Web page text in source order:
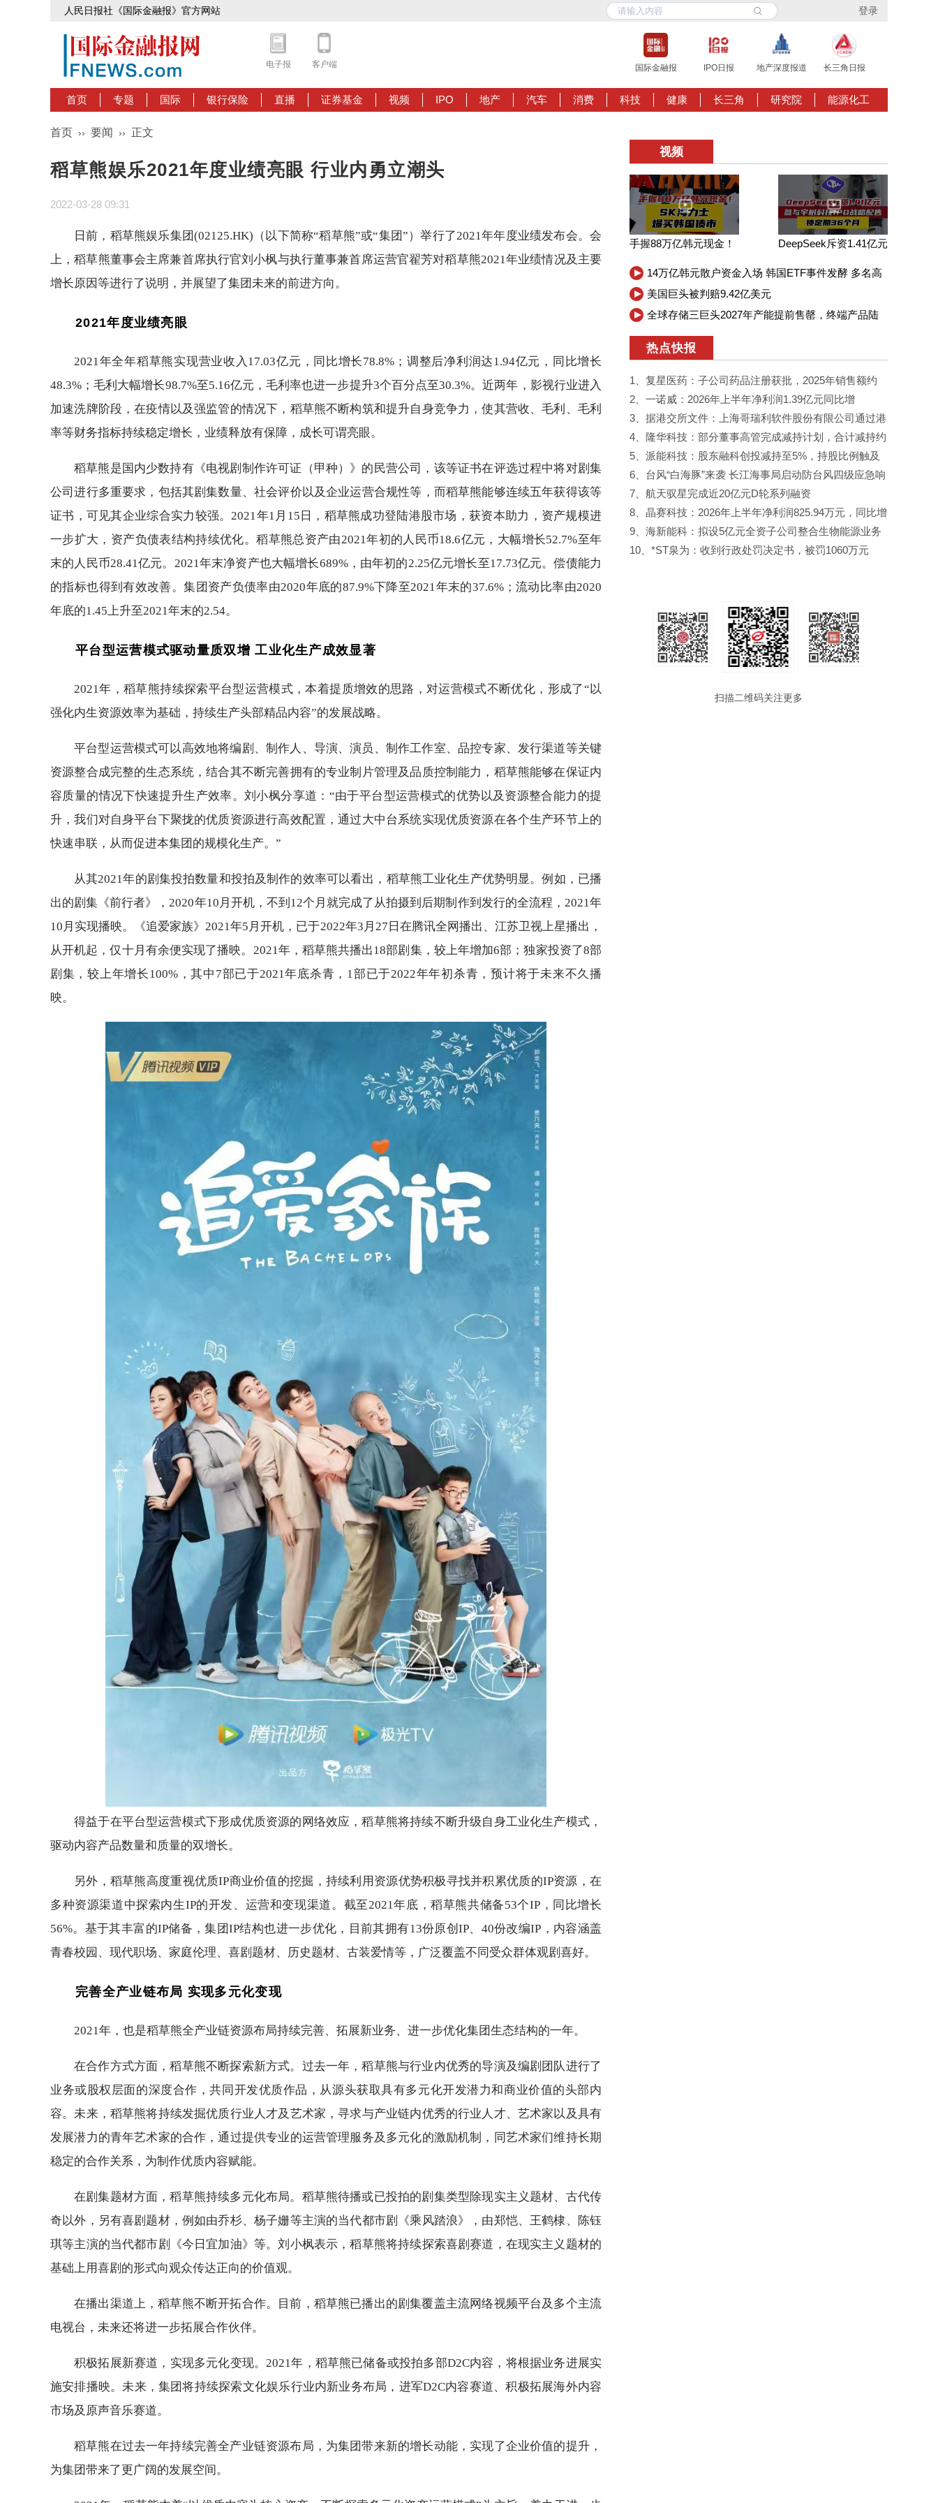
人民日报社《国际金融报》官方网站 登录
电子报 客户端 国际金融报 IPO日报 地产深度报道 长三角日报
首页 专题 国际 银行保险 直播 证券基金 视频 IPO 地产 汽车 消费 科技 健康 长三角 研究院 能源化工
首页 ›› 要闻 ›› 正文
稻草熊娱乐2021年度业绩亮眼 行业内勇立潮头
2022-03-28 09:31
日前，稻草熊娱乐集团(02125.HK)（以下简称“稻草熊”或“集团”）举行了2021年年度业绩发布会。会
上，稻草熊董事会主席兼首席执行官刘小枫与执行董事兼首席运营官翟芳对稻草熊2021年业绩情况及主要
增长原因等进行了说明，并展望了集团未来的前进方向。
2021年度业绩亮眼
2021年全年稻草熊实现营业收入17.03亿元，同比增长78.8%；调整后净利润达1.94亿元，同比增长
48.3%；毛利大幅增长98.7%至5.16亿元，毛利率也进一步提升3个百分点至30.3%。近两年，影视行业进入
加速洗牌阶段，在疫情以及强监管的情况下，稻草熊不断构筑和提升自身竞争力，使其营收、毛利、毛利
率等财务指标持续稳定增长，业绩释放有保障，成长可谓亮眼。
稻草熊是国内少数持有《电视剧制作许可证（甲种）》的民营公司，该等证书在评选过程中将对剧集
公司进行多重要求，包括其剧集数量、社会评价以及企业运营合规性等，而稻草熊能够连续五年获得该等
证书，可见其企业综合实力较强。2021年1月15日，稻草熊成功登陆港股市场，获资本助力，资产规模进
一步扩大，资产负债表结构持续优化。稻草熊总资产由2021年初的人民币18.6亿元，大幅增长52.7%至年
末的人民币28.41亿元。2021年末净资产也大幅增长689%，由年初的2.25亿元增长至17.73亿元。偿债能力
的指标也得到有效改善。集团资产负债率由2020年底的87.9%下降至2021年末的37.6%；流动比率由2020
年底的1.45上升至2021年末的2.54。
平台型运营模式驱动量质双增 工业化生产成效显著
2021年，稻草熊持续探索平台型运营模式，本着提质增效的思路，对运营模式不断优化，形成了“以
强化内生资源效率为基础，持续生产头部精品内容”的发展战略。
平台型运营模式可以高效地将编剧、制作人、导演、演员、制作工作室、品控专家、发行渠道等关键
资源整合成完整的生态系统，结合其不断完善拥有的专业制片管理及品质控制能力，稻草熊能够在保证内
容质量的情况下快速提升生产效率。刘小枫分享道：“由于平台型运营模式的优势以及资源整合能力的提
升，我们对自身平台下聚拢的优质资源进行高效配置，通过大中台系统实现优质资源在各个生产环节上的
快速串联，从而促进本集团的规模化生产。”
从其2021年的剧集投拍数量和投拍及制作的效率可以看出，稻草熊工业化生产优势明显。例如，已播
出的剧集《前行者》，2020年10月开机，不到12个月就完成了从拍摄到后期制作到发行的全流程，2021年
10月实现播映。《追爱家族》2021年5月开机，已于2022年3月27日在腾讯全网播出、江苏卫视上星播出，
从开机起，仅十月有余便实现了播映。2021年，稻草熊共播出18部剧集，较上年增加6部；独家投资了8部
剧集，较上年增长100%，其中7部已于2021年底杀青，1部已于2022年年初杀青，预计将于未来不久播
映。
得益于在平台型运营模式下形成优质资源的网络效应，稻草熊将持续不断升级自身工业化生产模式，
驱动内容产品数量和质量的双增长。
另外，稻草熊高度重视优质IP商业价值的挖掘，持续利用资源优势积极寻找并积累优质的IP资源，在
多种资源渠道中探索内生IP的开发、运营和变现渠道。截至2021年底，稻草熊共储备53个IP，同比增长
56%。基于其丰富的IP储备，集团IP结构也进一步优化，目前其拥有13份原创IP、40份改编IP，内容涵盖
青春校园、现代职场、家庭伦理、喜剧题材、历史题材、古装爱情等，广泛覆盖不同受众群体观剧喜好。
完善全产业链布局 实现多元化变现
2021年，也是稻草熊全产业链资源布局持续完善、拓展新业务、进一步优化集团生态结构的一年。
在合作方式方面，稻草熊不断探索新方式。过去一年，稻草熊与行业内优秀的导演及编剧团队进行了
业务或股权层面的深度合作，共同开发优质作品，从源头获取具有多元化开发潜力和商业价值的头部内
容。未来，稻草熊将持续发掘优质行业人才及艺术家，寻求与产业链内优秀的行业人才、艺术家以及具有
发展潜力的青年艺术家的合作，通过提供专业的运营管理服务及多元化的激励机制，同艺术家们维持长期
稳定的合作关系，为制作优质内容赋能。
在剧集题材方面，稻草熊持续多元化布局。稻草熊待播或已投拍的剧集类型除现实主义题材、古代传
奇以外，另有喜剧题材，例如由乔杉、杨子姗等主演的当代都市剧《乘风踏浪》，由郑恺、王鹤棣、陈钰
琪等主演的当代都市剧《今日宜加油》等。刘小枫表示，稻草熊将持续探索喜剧赛道，在现实主义题材的
基础上用喜剧的形式向观众传达正向的价值观。
在播出渠道上，稻草熊不断开拓合作。目前，稻草熊已播出的剧集覆盖主流网络视频平台及多个主流
电视台，未来还将进一步拓展合作伙伴。
积极拓展新赛道，实现多元化变现。2021年，稻草熊已储备或投拍多部D2C内容，将根据业务进展实
施安排播映。未来，集团将持续探索文化娱乐行业内新业务布局，进军D2C内容赛道、积极拓展海外内容
市场及原声音乐赛道。
稻草熊在过去一年持续完善全产业链资源布局，为集团带来新的增长动能，实现了企业价值的提升，
为集团带来了更广阔的发展空间。
视频
手握88万亿韩元现金！
DeepSeek斥资1.41亿元
配售，锁定期36个月
14万亿韩元散户资金入场 韩国ETF事件发酵 多名高
官遭举报
美国巨头被判赔9.42亿美元
全球存储三巨头2027年产能提前售罄，终端产品陆
续调价
热点快报
1、复星医药：子公司药品注册获批，2025年销售额约
0.73亿元
2、一诺威：2026年上半年净利润1.39亿元同比增
23.72%
3、据港交所文件：上海哥瑞利软件股份有限公司通过港
交所上市聆讯
4、隆华科技：部分董事高管完成减持计划，合计减持约
1032.3万股
5、派能科技：股东融科创投减持至5%，持股比例触及
1%及5%刻度
6、台风“白海豚”来袭 长江海事局启动防台风四级应急响
应
7、航天驭星完成近20亿元D轮系列融资
8、晶赛科技：2026年上半年净利润825.94万元，同比增
205.54%
9、海新能科：拟设5亿元全资子公司整合生物能源业务
10、*ST泉为：收到行政处罚决定书，被罚1060万元
扫描二维码关注更多